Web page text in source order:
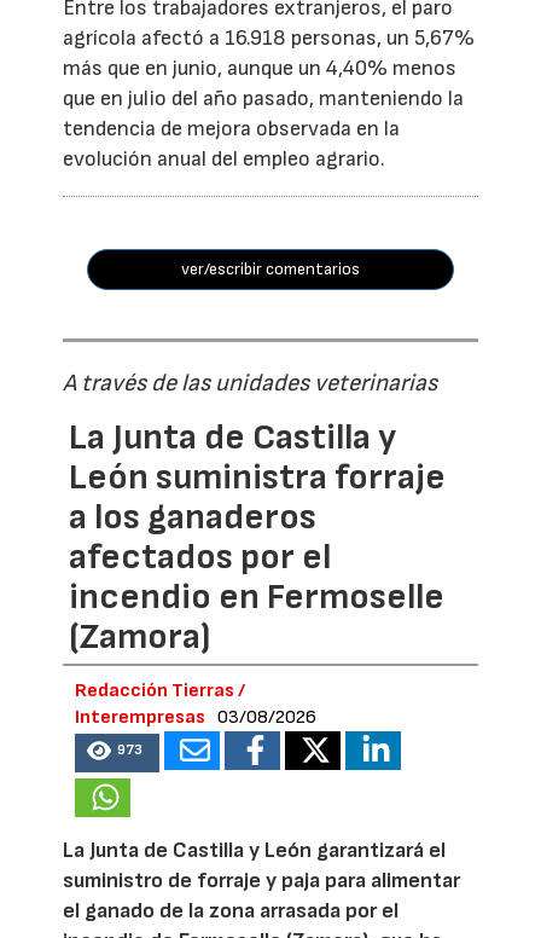
Entre los trabajadores extranjeros, el paro
agrícola afectó a 16.918 personas, un 5,67%
más que en junio, aunque un 4,40% menos
que en julio del año pasado, manteniendo la
tendencia de mejora observada en la
evolución anual del empleo agrario.
ver/escribir comentarios
A través de las unidades veterinarias
La Junta de Castilla y
León suministra forraje
a los ganaderos
afectados por el
incendio en Fermoselle
(Zamora)
Redacción Tierras /
Interempresas
03/08/2026
973
La Junta de Castilla y León garantizará el
suministro de forraje y paja para alimentar
el ganado de la zona arrasada por el